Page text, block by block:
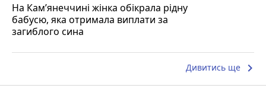
На Кам’янеччині жінка обікрала рідну
бабусю, яка отримала виплати за
загиблого сина
Дивитись ще keyboard_arrow_right